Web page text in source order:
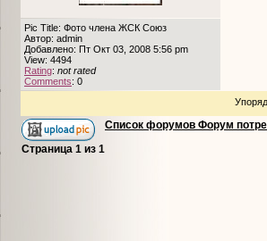
Pic Title: Фото члена ЖСК Союз
Автор: admin
Добавлено: Пт Окт 03, 2008 5:56 pm
View: 4494
Rating: not rated
Comments: 0
Список форумов Форум
Страница 1 из 1